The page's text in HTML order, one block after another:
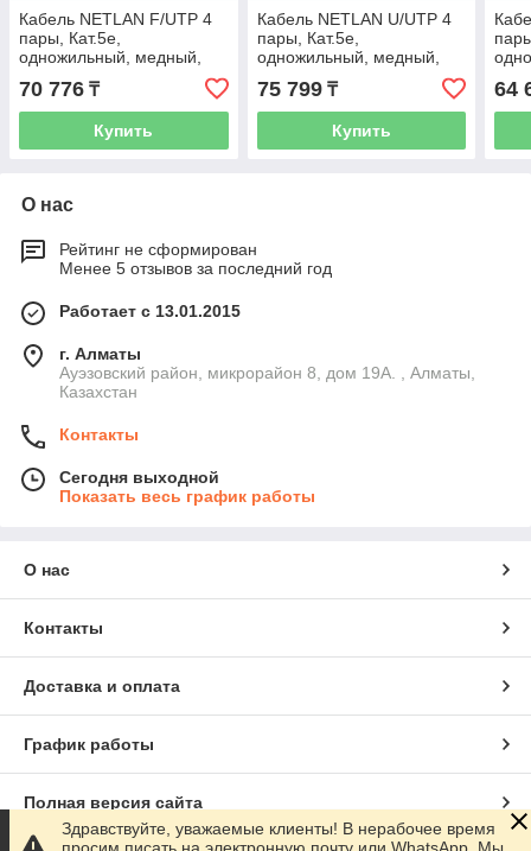
Кабель NETLAN F/UTP 4
пары, Кат.5e,
одножильный, медный,
черный, 305м
70 776 ₸
Купить
Кабель NETLAN U/UTP 4
пары, Кат.5e,
одножильный, медный,
тросом, черный, 305м
75 799₸
Купить
64
О нас
Рейтинг не сформирован
Менее 5 отзывов за последний год
Работает с 13.01.2015
г. Алматы
Ауэзовский район, микрорайон 8, дом 19А. , Алматы,
Казахстан
Контакты
Сегодня выходной
Показать весь график работы
О нас
Контакты
Доставка и оплата
График работы
Полная версия сайта
Здравствуйте, уважаемые клиенты! В нерабочее время